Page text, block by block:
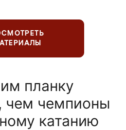
планку
чем чемпионы
катанию